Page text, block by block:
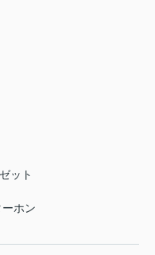
ット
ホン